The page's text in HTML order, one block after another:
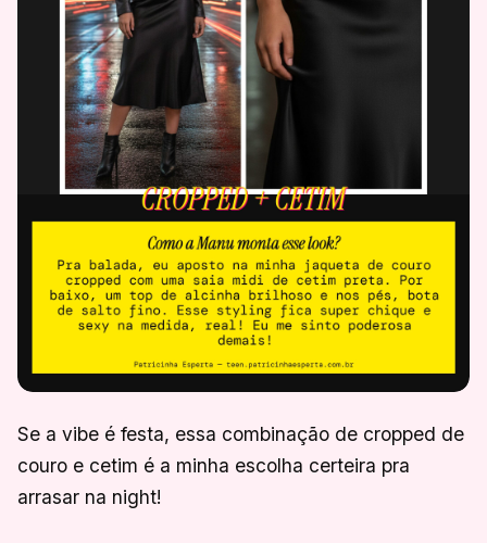
Se a vibe é festa, essa combinação de cropped de
couro e cetim é a minha escolha certeira pra
arrasar na night!